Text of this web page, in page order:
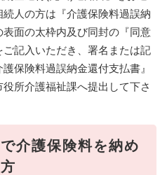
続人の方は『介護保険料過誤納
面の太枠内及び同封の『同意
記入いただき、署名または記
保険料過誤納金還付支払書』
所介護福祉課へ提出して下さ
介護保険料を納め